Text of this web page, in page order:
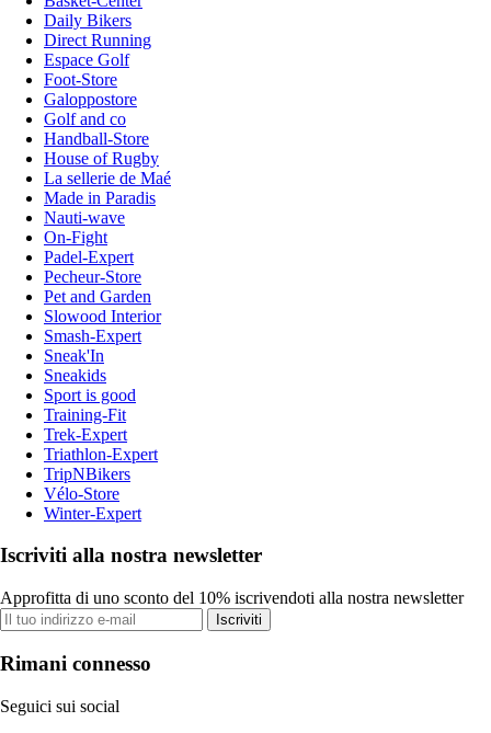
Daily Bikers
Direct Running
Espace Golf
Foot-Store
Galoppostore
Golf and co
Handball-Store
House of Rugby
La sellerie de Maé
Made in Paradis
Nauti-wave
On-Fight
Padel-Expert
Pecheur-Store
Pet and Garden
Slowood Interior
Smash-Expert
Sneak'In
Sneakids
Sport is good
Training-Fit
Trek-Expert
Triathlon-Expert
TripNBikers
Vélo-Store
Winter-Expert
Iscriviti alla nostra newsletter
Approfitta di uno sconto del 10% iscrivendoti alla nostra newsletter
Iscriviti
Rimani connesso
Seguici sui social